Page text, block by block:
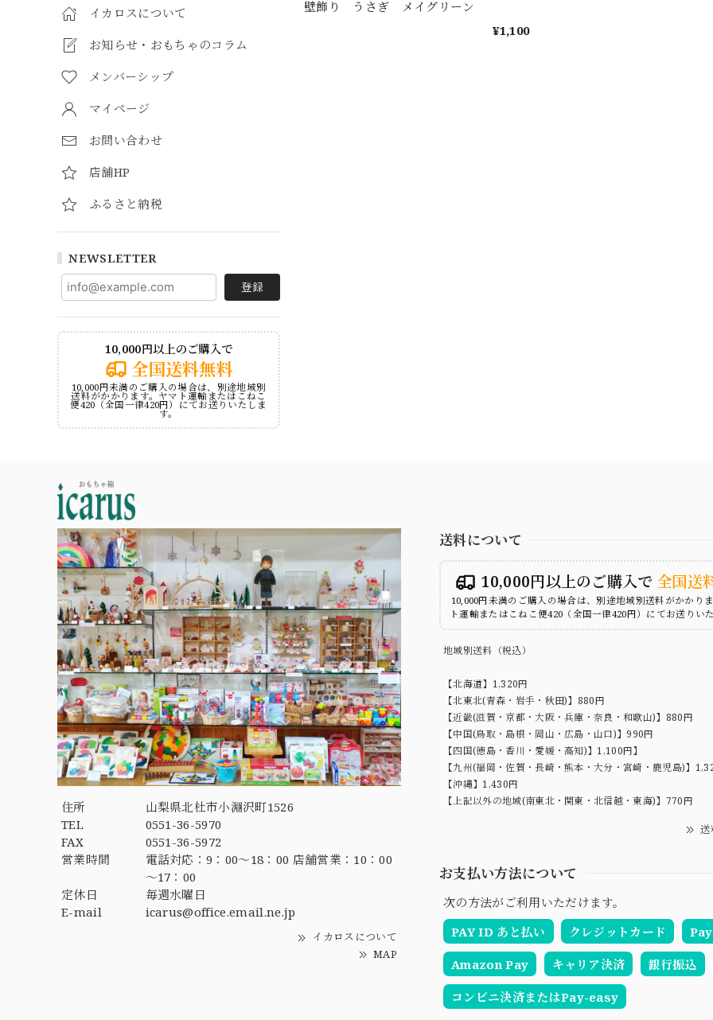
イカロスについて
お知らせ・おもちゃのコラム
メンバーシップ
マイページ
お問い合わせ
店舗HP
ふるさと納税
NEWSLETTER
登録
10,000円以上のご購入で
全国送料無料
10,000円未満のご購入の場合は、別途地域別
送料がかかります。ヤマト運輸またはこねこ
便420（全国一律420円）にてお送りいたしま
す。
壁飾り うさぎ メイグリーン
¥1,100
住所
山梨県北杜市小淵沢町1526
TEL
0551-36-5970
FAX
0551-36-5972
営業時間
電話対応：9：00～18：00 店舗営業：10：00
～17：00
定休日
毎週水曜日
E-mail
icarus@office.email.ne.jp
イカロスについて
MAP
送料について
10,000円以上のご購入で 全国送
10,000円未満のご購入の場合は、別途地域別送料がかかり
ト運輸またはこねこ便420（全国一律420円）にてお送りい
地域別送料（税込）
【北海道】1,320円
【北東北(青森・岩手・秋田)】880円
【近畿(滋賀・京都・大阪・兵庫・奈良・和歌山)】880円
【中国(鳥取・島根・岡山・広島・山口)】990円
【四国(徳島・香川・愛媛・高知)】1,100円】
【九州(福岡・佐賀・長崎・熊本・大分・宮崎・鹿児島)】
【沖縄】1,430円
【上記以外の地域(南東北・関東・北信越・東海)】770円
お支払い方法について
次の方法がご利用いただけます。
PAY ID あと払い
クレジットカード
Amazon Pay キャリア決済 銀行振込
コンビニ決済またはPay-easy